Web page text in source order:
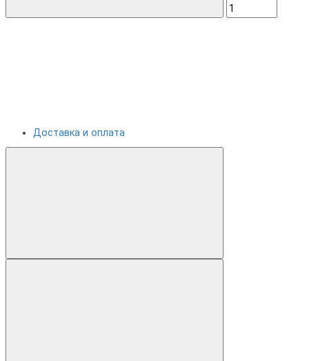
Доставка и оплата